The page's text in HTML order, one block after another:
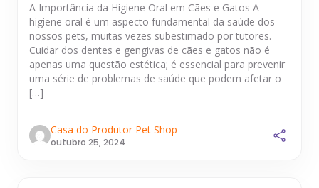
A Importância da Higiene Oral em Cães e Gatos A
higiene oral é um aspecto fundamental da saúde dos
nossos pets, muitas vezes subestimado por tutores.
Cuidar dos dentes e gengivas de cães e gatos não é
apenas uma questão estética; é essencial para prevenir
uma série de problemas de saúde que podem afetar o
[…]
Casa do Produtor Pet Shop
outubro 25, 2024